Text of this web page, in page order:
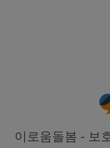
이로움돌봄 - 보